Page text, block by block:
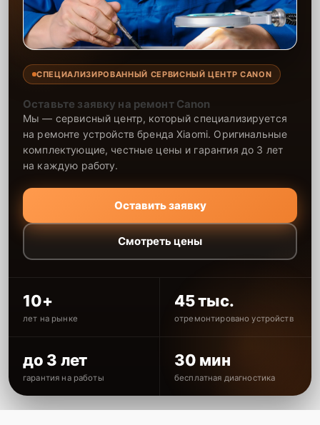
СПЕЦИАЛИЗИРОВАННЫЙ СЕРВИСНЫЙ ЦЕНТР CANON
Оставьте заявку на ремонт Canon
Мы — сервисный центр, который специализируется
на ремонте устройств бренда Xiaomi. Оригинальные
комплектующие, честные цены и гарантия до 3 лет
на каждую работу.
Оставить заявку
Смотреть цены
10+
лет на рынке
45 тыс.
отремонтировано устройств
до 3 лет
гарантия на работы
30 мин
бесплатная диагностика